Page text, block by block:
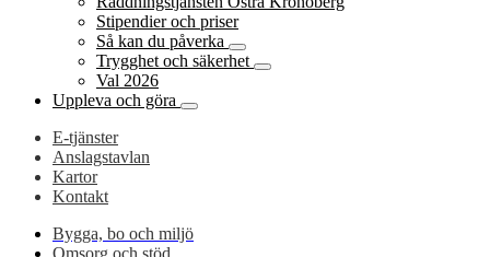
Stipendier och priser
Så kan du påverka
Trygghet och säkerhet
Val 2026
Uppleva och göra
E-tjänster
Anslagstavlan
Kartor
Kontakt
Bygga, bo och miljö
Omsorg och stöd